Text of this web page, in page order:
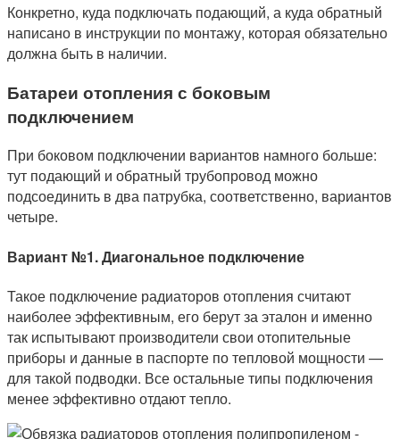
Конкретно, куда подключать подающий, а куда обратный
написано в инструкции по монтажу, которая обязательно
должна быть в наличии.
Батареи отопления с боковым
подключением
При боковом подключении вариантов намного больше:
тут подающий и обратный трубопровод можно
подсоединить в два патрубка, соответственно, вариантов
четыре.
Вариант №1. Диагональное подключение
Такое подключение радиаторов отопления считают
наиболее эффективным, его берут за эталон и именно
так испытывают производители свои отопительные
приборы и данные в паспорте по тепловой мощности —
для такой подводки. Все остальные типы подключения
менее эффективно отдают тепло.